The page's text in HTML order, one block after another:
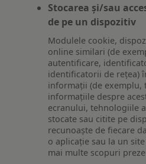
Stocarea și/sau
de pe un dispozitiv
Modulele cookie,
online similari (de
autentificare,
identificatorii de rețea)
informații (de
informațiile despre
ecranului, tehnologiile
stocate sau citite pe
recunoaște de fiecare
o aplicație sau la un
mai multe scopuri